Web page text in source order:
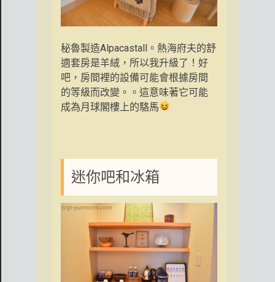
秘魯製造Alpacastall。熱海府夫的舒
適套房是羊絨，所以我升級了！好
吧，房間裡的設備可能會根據房間
的等級而改變。。這意味著它可能
成為月球閣樓上的駱馬
迷你吧和冰箱